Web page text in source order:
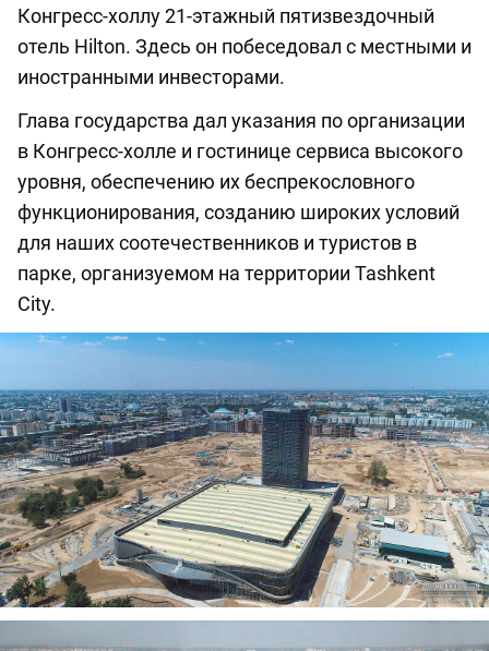
Конгресс-холлу 21-этажный пятизвездочный
отель Hilton. Здесь он побеседовал с местными и
иностранными инвесторами.
Глава государства дал указания по организации
в Конгресс-холле и гостинице сервиса высокого
уровня, обеспечению их беспрекословного
функционирования, созданию широких условий
для наших соотечественников и туристов в
парке, организуемом на территории Tashkent
City.